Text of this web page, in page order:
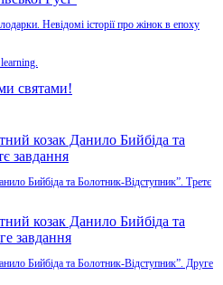
Невідомі історії про жінок в епоху
Бийбіда та Болотник-Відступник”. Третє
Бийбіда та Болотник-Відступник”. Друге